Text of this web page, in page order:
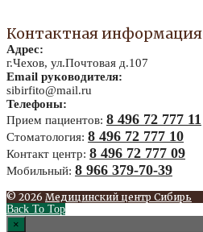
Контактная информация
Адрес:
г.Чехов, ул.Почтовая д.107
Email руководителя:
sibirfito@mail.ru
Телефоны:
Прием пациентов: 8 496 72 777 11
Стоматология: 8 496 72 777 10
Контакт центр: 8 496 72 777 09
Мобильный: 8 966 379-70-39
© 2026 Медицинский центр Сибирь
Back To Top
×